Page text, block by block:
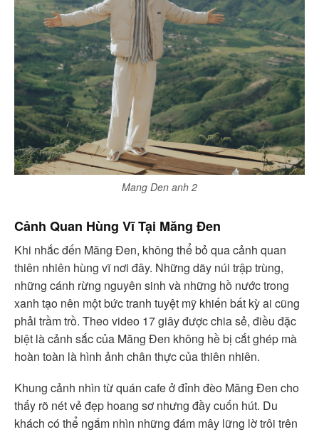
Mang Den anh 2
Cảnh Quan Hùng Vĩ Tại Măng Đen
Khi nhắc đến Măng Đen, không thể bỏ qua cảnh quan
thiên nhiên hùng vĩ nơi đây. Những dãy núi trập trùng,
những cánh rừng nguyên sinh và những hồ nước trong
xanh tạo nên một bức tranh tuyệt mỹ khiến bất kỳ ai cũng
phải trầm trồ. Theo video 17 giây được chia sẻ, điều đặc
biệt là cảnh sắc của Măng Đen không hề bị cắt ghép mà
hoàn toàn là hình ảnh chân thực của thiên nhiên.
Khung cảnh nhìn từ quán cafe ở đỉnh đèo Măng Đen cho
thấy rõ nét vẻ đẹp hoang sơ nhưng đầy cuốn hút. Du
khách có thể ngắm nhìn những đám mây lững lờ trôi trên